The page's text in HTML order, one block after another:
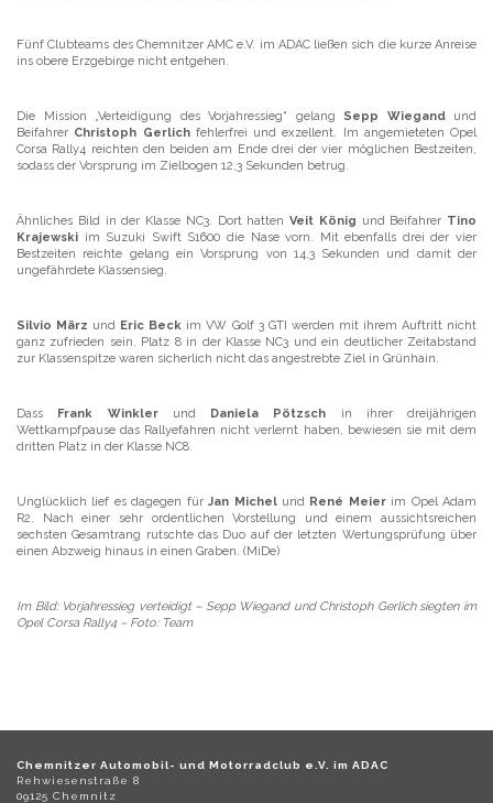
Fünf Clubteams des Chemnitzer AMC e.V. im ADAC ließen sich die kurze Anreise
ins obere Erzgebirge nicht entgehen.
Die Mission „Verteidigung des Vorjahressieg“ gelang Sepp Wiegandund
Beifahrer Christoph Gerlichfehlerfrei und exzellent. Im angemieteten Opel
Corsa Rally4 reichten den beiden am Ende drei der vier möglichen Bestzeiten,
sodass der Vorsprung im Zielbogen 12,3 Sekunden betrug.
Ähnliches Bild in der Klasse NC3. Dort hatten Veit König und Beifahrer Tino
Krajewski im Suzuki Swift S1600 die Nase vorn. Mit ebenfalls drei der vier
Bestzeiten reichte gelang ein Vorsprung von 14,3 Sekunden und damit der
ungefährdete Klassensieg.
Silvio März und Eric Beck im VW Golf 3 GTI werden mit ihrem Auftritt nicht
ganz zufrieden sein. Platz 8 in der Klasse NC3 und ein deutlicher Zeitabstand
zur Klassenspitze waren sicherlich nicht das angestrebte Ziel in Grünhain.
Dass Frank Winklerund Daniela Pötzsch in ihrer dreijährigen
Wettkampfpause das Rallyefahren nicht verlernt haben, bewiesen sie mit dem
dritten Platz in der Klasse NC8.
Unglücklich lief es dagegen fürJan Michelund René Meierim Opel Adam
R2. Nach einer sehr ordentlichen Vorstellung und einem aussichtsreichen
sechsten Gesamtrang rutschte das Duo auf der letzten Wertungsprüfung über
einen Abzweig hinaus in einen Graben. (MiDe)
Im Bild: Vorjahressieg verteidigt – Sepp Wiegand und Christoph Gerlich siegten im
Opel Corsa Rally4 – Foto: Team
Chemnitzer Automobil- und Motorradclub e.V. im ADAC
Rehwiesenstraße 8
09125 Chemnitz